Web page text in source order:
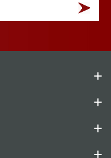



